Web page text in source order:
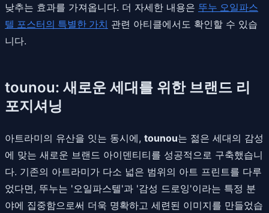
낮추는 효과를 가져옵니다. 더 자세한 내용은 뚜누 오일파스
텔 포스터의 특별한 가치 관련 아티클에서도 확인할 수 있습
니다.
tounou: 새로운 세대를 위한 브랜드 리
포지셔닝
아트라미의 유산을 잇는 동시에, tounou는 젊은 세대의 감성
에 맞는 새로운 브랜드 아이덴티티를 성공적으로 구축했습니
다. 기존의 아트라미가 다소 넓은 범위의 아트 프린트를 다루
었다면, 뚜누는 '오일파스텔'과 '감성 드로잉'이라는 특정 분
야에 집중함으로써 더욱 명확하고 세련된 이미지를 만들었습